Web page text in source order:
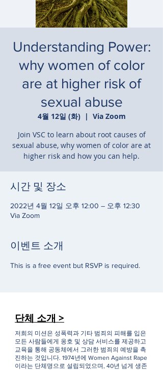
Understanding Power:
why women of color
are at higher risk of
sexual abuse
4월 12일 (화)
  |
Via Zoom
Join VSC to learn about root causes of
sexual abuse, why women of color are at
시간 및 장소
2022년 4월 12일 오후 12:00 – 오후 12:30
Via Zoom
이벤트 소개
This is a free event but RSVP is required.
단체 소개 >
저희의 미션은 성폭력과 기타 범죄의 피해를 입은
모든 사람들에게 옹호 및 상담 서비스를 제공하고
교육을 통해 공동체에서 그러한 범죄의 예방을 촉
진하는 것입니다. 1974년에 Women Against Rape
이라는 단체명으로 설립되었으며, 40년 넘게 생존